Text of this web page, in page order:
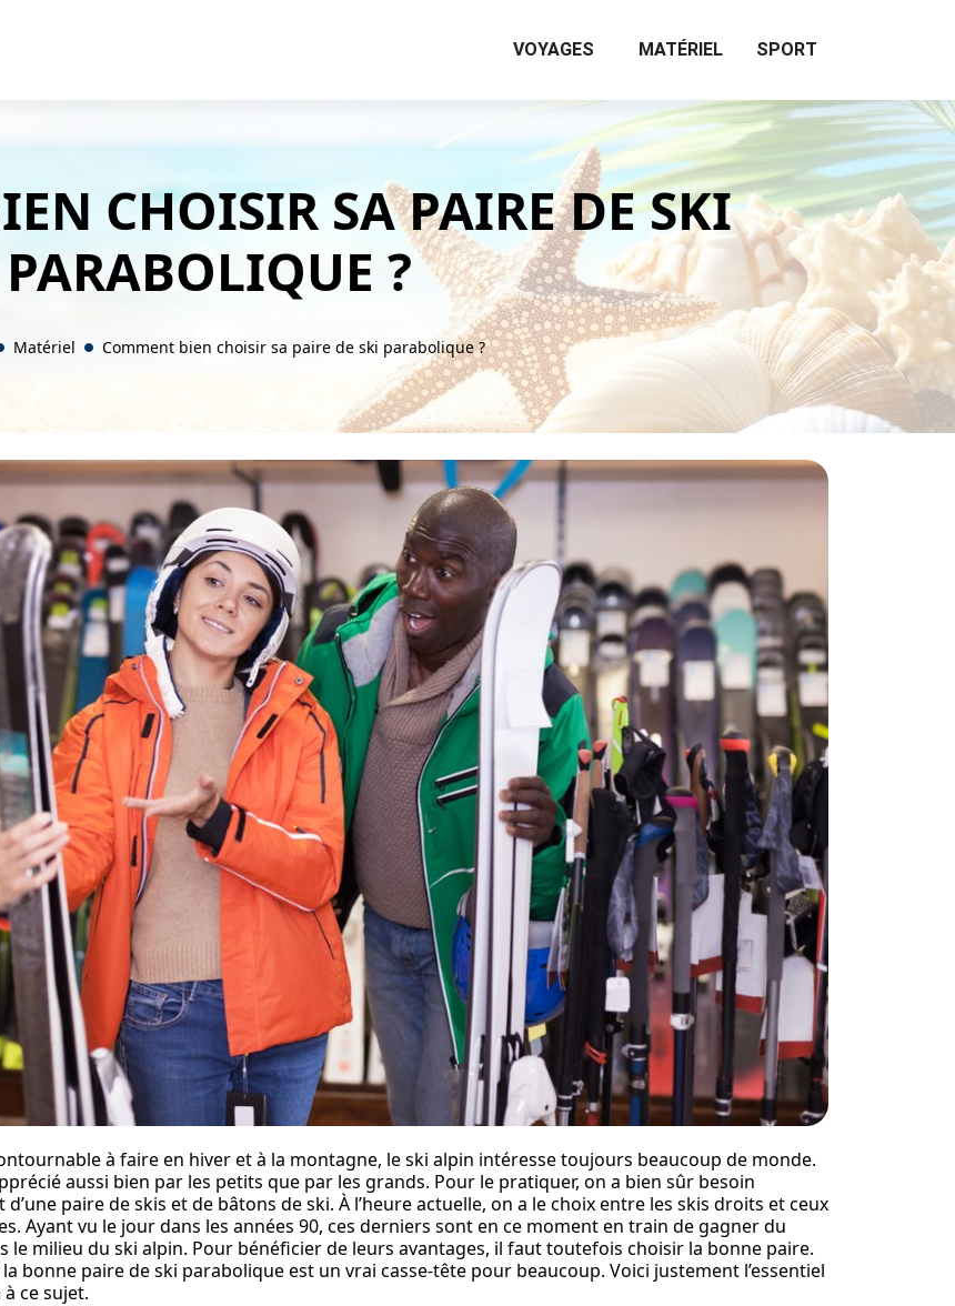
VOYAGES MATÉRIEL SPORT
CHOISIR SA PAIRE DE SKI
PARABOLIQUE ?
Matériel Comment bien choisir sa paire de ski parabolique ?
à faire en hiver et à la montagne, le ski alpin intéresse toujours beaucoup de monde.
aussi bien par les petits que par les grands. Pour le pratiquer, on a bien sûr besoin
paire de skis et de bâtons de ski. À l’heure actuelle, on a le choix entre les skis droits et ceux
Ayant vu le jour dans les années 90, ces derniers sont en ce moment en train de gagner du
le milieu du ski alpin. Pour bénéficier de leurs avantages, il faut toutefois choisir la bonne paire.
la bonne paire de ski parabolique est un vrai casse-tête pour beaucoup. Voici justement l’essentiel
ce sujet.